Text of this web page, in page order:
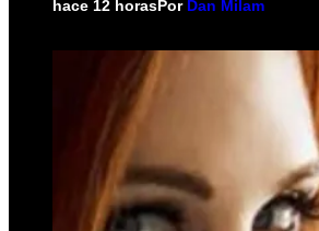
hace 12 horasPor Dan Milam